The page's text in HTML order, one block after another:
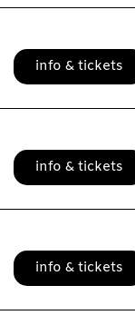
info & tickets
info & tickets
info & tickets